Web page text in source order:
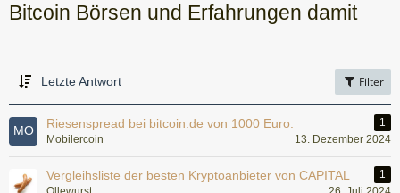
Bitcoin Börsen und Erfahrungen damit
Letzte Antwort Filter
Riesenspread bei bitcoin.de von 1000 Euro.
1
Mobilercoin
13. Dezember 2024
Vergleihsliste der besten Kryptoanbieter von CAPITAL
1